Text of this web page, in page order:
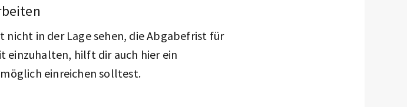
in der Lage sehen, die Abgabefrist für
einzuhalten, hilft dir auch hier ein
einreichen solltest.